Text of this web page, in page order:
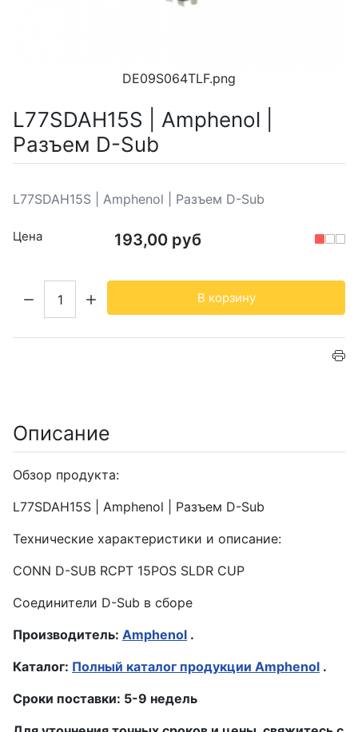
DE09S064TLF.png
L77SDAH15S | Amphenol |
Разъем D-Sub
L77SDAH15S | Amphenol | Разъем D-Sub
Цена 193,00 руб
В корзину
Описание
Обзор продукта:
L77SDAH15S | Amphenol | Разъем D-Sub
Технические характеристики и описание:
CONN D-SUB RCPT 15POS SLDR CUP
Соединители D-Sub в сборе
Производитель: Amphenol .
Каталог: Полный каталог продукции Amphenol .
Сроки поставки: 5-9 недель